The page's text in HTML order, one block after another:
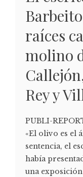
raíces
molino
Rey y
PUBLI-
«El olivo es el
sentencia, el
había
una